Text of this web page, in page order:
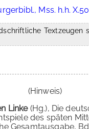
Mss. h.h. X.50
Textzeugen
(Hinweis)
Linke (Hg.), Die
des späten
Gesamtausgabe,